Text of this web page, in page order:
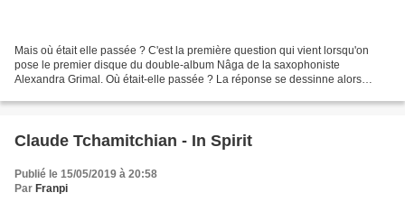
Mais où était elle passée ? C'est la première question qui vient lorsqu'on
pose le premier disque du double-album Nâga de la saxophoniste
Alexandra Grimal. Où était-elle passée ? La réponse se dessinne alors
Claude Tchamitchian - In Spirit
Publié le 15/05/2019 à 20:58
Par Franpi